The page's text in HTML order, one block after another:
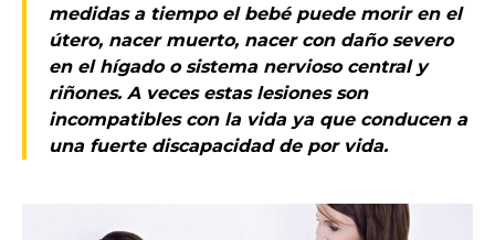
medidas a tiempo el bebé puede morir en el
útero, nacer muerto, nacer con daño severo
en el hígado o sistema nervioso central y
riñones. A veces estas lesiones son
incompatibles con la vida ya que conducen a
una fuerte discapacidad de por vida.